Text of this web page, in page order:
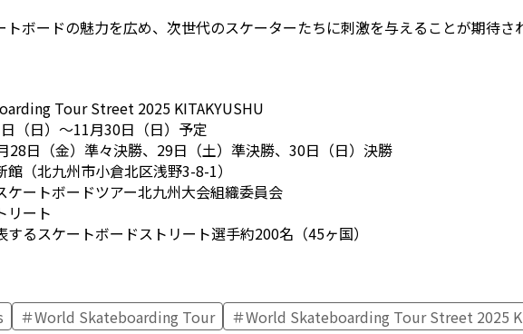
トボードの魅力を広め、次世代のスケーターたちに刺激を与えることが期待
Tour Street 2025 KITAKYUSHU
（日）～11月30日（日）予定
28日（金）準々決勝、29日（土）準決勝、30日（日）決勝
（北九州市小倉北区浅野3-8-1）
ケートボードツアー北九州大会組織委員会
リート
るスケートボードストリート選手約200名（45ヶ国）
World Skateboarding Tour World Skateboarding Tour Street 2025